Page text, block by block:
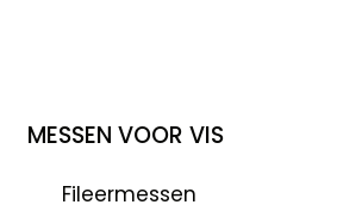
MESSEN VOOR VIS
Fileermessen